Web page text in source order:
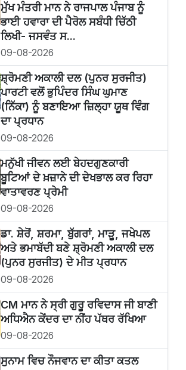
ਮੁੱਖ ਮੰਤਰੀ ਮਾਨ ਨੇ ਰਾਜਪਾਲ ਪੰਜਾਬ ਨੂੰ
ਭਾਈ ਹਵਾਰਾ ਦੀ ਪੈਰੋਲ ਸਬੰਧੀ ਚਿੱਠੀ
ਲਿਖੀ- ਜਸਵੰਤ ਸ...
09-08-2026
ਸ਼੍ਰੋਮਣੀ ਅਕਾਲੀ ਦਲ (ਪੁਨਰ ਸੁਰਜੀਤ)
ਪਾਰਟੀ ਵਲੋਂ ਭੁਪਿੰਦਰ ਸਿੰਘ ਘੁਮਾਣ
(ਨਿੱਕਾ) ਨੂੰ ਬਣਾਇਆ ਜ਼ਿਲ੍ਹਾ ਯੂਥ ਵਿੰਗ
ਦਾ ਪ੍ਰਧਾਨ
09-08-2026
ਮਨੁੱਖੀ ਜੀਵਨ ਲਈ ਬੇਹਦਗੁਣਕਾਰੀ
ਬੂਟਿਆਂ ਦੇ ਖ਼ਜ਼ਾਨੇ ਦੀ ਦੇਖਭਾਲ ਕਰ ਰਿਹਾ
ਵਾਤਾਵਰਣ ਪ੍ਰੇਮੀ
09-08-2026
ਡਾ. ਸ਼ੇਰੋਂ, ਸ਼ਰਮਾ, ਬੁੱਗਰਾਂ, ਮਾੜੂ, ਜਖੇਪਲ
ਅਤੇ ਭਮਾਬੱਦੀ ਬਣੇ ਸ਼੍ਰੋਮਣੀ ਅਕਾਲੀ ਦਲ
(ਪੁਨਰ ਸੁਰਜੀਤ) ਦੇ ਮੀਤ ਪ੍ਰਧਾਨ
09-08-2026
CM ਮਾਨ ਨੇ ਸ੍ਰੀ ਗੁਰੂ ਰਵਿਦਾਸ ਜੀ ਬਾਣੀ
ਅਧਿਐਨ ਕੇਂਦਰ ਦਾ ਨੀਂਹ ਪੱਥਰ ਰੱਖਿਆ
09-08-2026
ਸੁਨਾਮ ਵਿਚ ਨੌਜਵਾਨ ਦਾ ਕੀਤਾ ਕਤਲ